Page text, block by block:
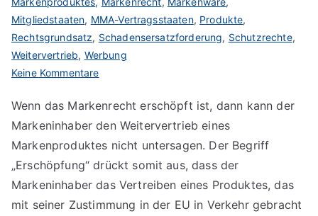
Mitgliedstaaten, MMA-Vertragsstaaten, Produkte,
Rechtsgrundsatz, Schadensersatzforderung, Schutzrechte,
Weitervertrieb, Werbung
Keine Kommentarezu
Markenrecht
und
seine
Erschöpfung
Wenn das Markenrecht erschöpft ist, dann kann der
Markeninhaber den Weitervertrieb eines
Markenproduktes nicht untersagen. Der Begriff
„Erschöpfung“ drückt somit aus, dass der
Markeninhaber das Vertreiben eines Produktes, das
mit seiner Zustimmung in der EU in Verkehr gebracht